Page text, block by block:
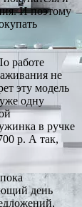
И поэтому
работе
не
эту модель
одну
в ручке
р. А так,
день